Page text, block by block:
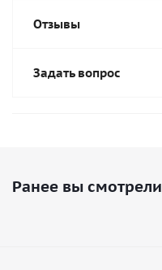
Отзывы
Задать вопрос
Ранее вы смотрели